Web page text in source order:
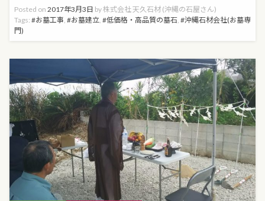
Posted on 2017年3月3日 by株式会社 天久石材 (沖縄の石屋さん)
Tags:
お墓工事, お墓建立, 低価格・高品質の墓石,
沖縄石材会社(お墓専
門)